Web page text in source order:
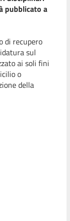
pubblicato a
di recupero
sul
ai soli fini
o
della